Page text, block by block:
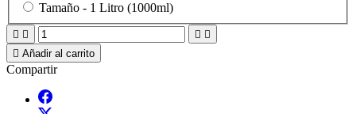
Tamaño - 1 Litro (1000ml)
   
 Añadir al carrito
Compartir